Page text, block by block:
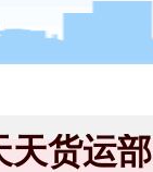
天货运部